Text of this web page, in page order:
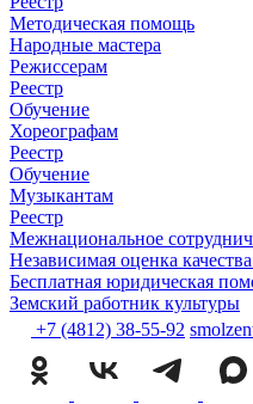
Методическая помощь
Народные мастера
Режиссерам
Реестр
Обучение
Хореографам
Реестр
Обучение
Музыкантам
Реестр
Межнациональное
Независимая оценка
Бесплатная юридическая
Земский работник культуры
+7 (4812) 38-55-92